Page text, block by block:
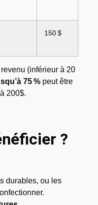
150 $
(inférieur à 20
75 % peut être
200$.
?
durables, ou les